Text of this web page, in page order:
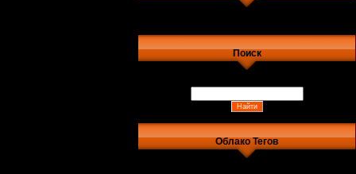
Поиск
Облако Тегов